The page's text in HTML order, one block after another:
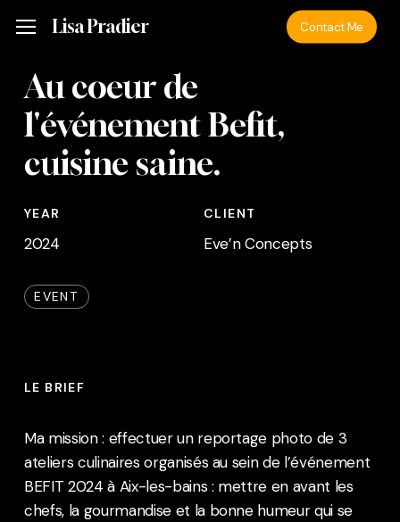
content
MenuLisa Pradier Contact Me
Au coeur de
l'événement Befit,
cuisine saine.
YEAR
2024
CLIENT
Eve’n Concepts
EVENT
LE BRIEF
Ma mission : effectuer un reportage photo de 3
ateliers culinaires organisés au sein de l’événement
BEFIT 2024 à Aix-les-bains : mettre en avant les
chefs, la gourmandise et la bonne humeur qui se